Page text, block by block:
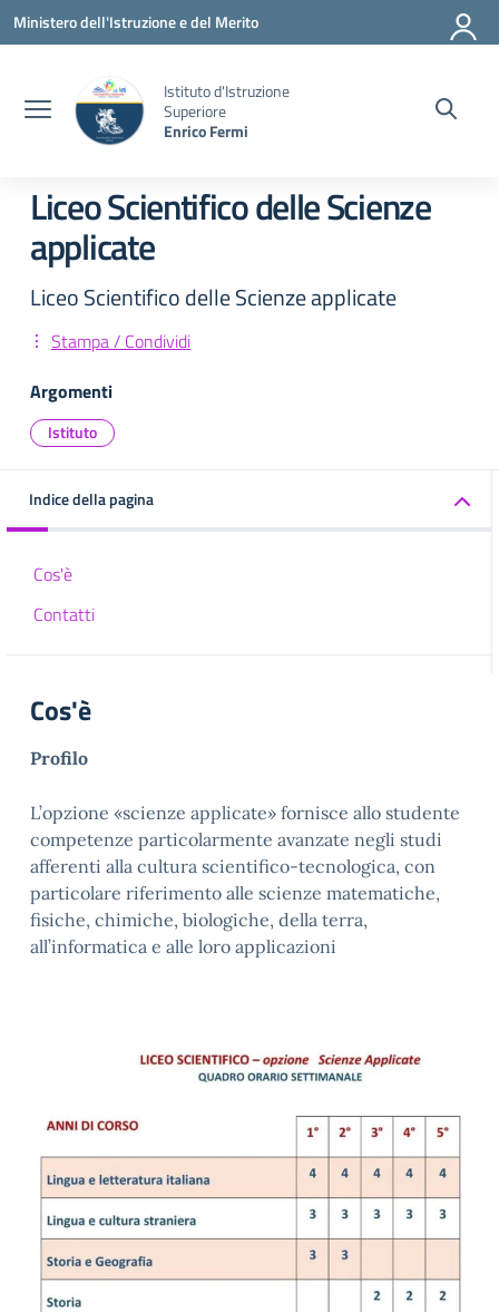
Vai ai contenuti
Vai al menu di navigazione
Vai al footer
Ministero dell'Istruzione e del Merito
Istituto d'Istruzione
Superiore
Enrico Fermi
Liceo Scientifico delle Scienze
applicate
Liceo Scientifico delle Scienze applicate
Stampa / Condividi
Argomenti
Istituto
Indice della pagina
Cos'è
Contatti
Cos'è
Profilo
L’opzione «scienze applicate» fornisce allo studente
competenze particolarmente avanzate negli studi
afferenti alla cultura scientifico-tecnologica, con
particolare riferimento alle scienze matematiche,
fisiche, chimiche, biologiche, della terra,
all’informatica e alle loro applicazioni